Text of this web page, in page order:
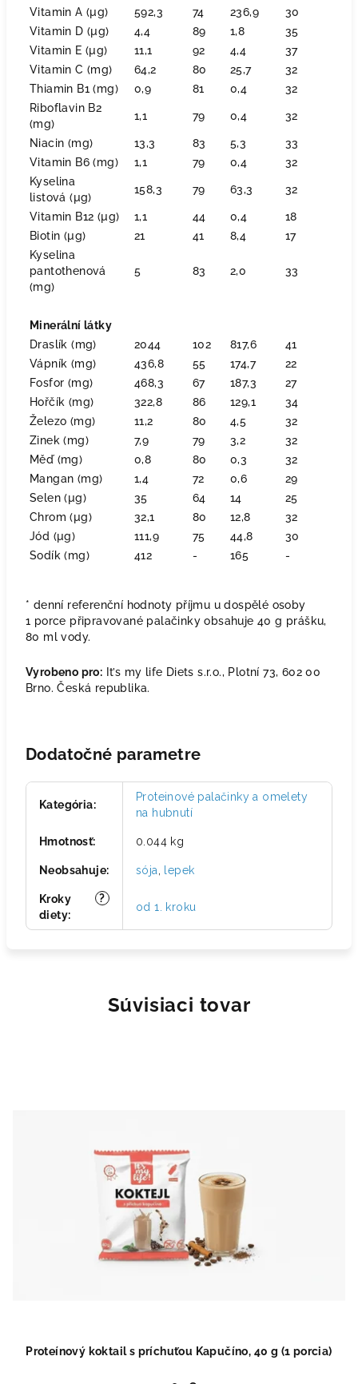
Vitamin A (µg)
592,3 74 236,9
30
Vitamin D (µg)
4,4 89 1,8
35
Vitamin E (µg)
11,1 92 4,4
37
Vitamin C (mg)
64,2 80 25,7
32
Thiamin B1 (mg)
0,9 81 0,4
32
Riboflavin B2
(mg)
1,1 79 0,4 32
Niacin (mg) 13,3 83 5,3
33
Vitamin B6 (mg)
1,1 79 0,4
32
Kyselina
listová (µg)
158,3 79 63,3 32
Vitamin B12 (µg) 1,1 44 0,4
18
Biotin (µg)
21 41 8,4
17
Kyselina
pantothenová
(mg)
5 83 2,0 33
Minerální látky
Draslík (mg)
2044 102 817,6
41
Vápník (mg)
436,8 55 174,7
22
Fosfor (mg)
468,3 67 187,3
27
Hořčík (mg)
322,8 86 129,1
34
Železo (mg)
11,2 80 4,5
32
Zinek (mg)
7,9 79 3,2
32
Měď (mg)
0,8 80 0,3
32
Mangan (mg)
1,4 72 0,6
29
Selen (µg)
35 64 14
25
Chrom (µg)
32,1 80 12,8
32
Jód (µg)
111,9 75 44,8
30
Sodík (mg)
412 - 165 -
* denní referenční hodnoty příjmu u dospělé osoby
1 porce připravované palačinky obsahuje 40 g prášku,
80 ml vody.
Vyrobeno pro: It’s my life Diets s.r.o., Plotní 73, 602 00
Brno. Česká republika.
Dodatočné parametre
Kategória:
Proteinové palačinky a omelety
na hubnutí
Hmotnosť: 0.044 kg
Neobsahuje: sója lepek
?
Kroky
diety:
od 1. kroku
Súvisiaci tovar
Proteínový koktail s príchuťou Kapučíno, 40 g (1 porcia)